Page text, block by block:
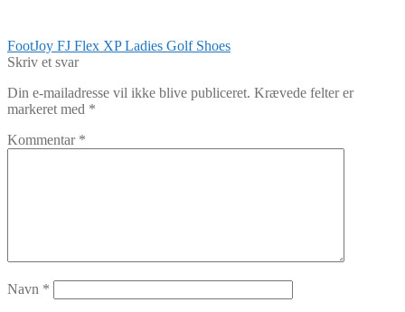
Indlægsnavigation
Forrige
indlæg:
FootJoy FJ Flex XP Ladies Golf Shoes
Skriv et svar
Din e-mailadresse vil ikke blive publiceret. Krævede felter er
markeret med *
Kommentar *
Navn *